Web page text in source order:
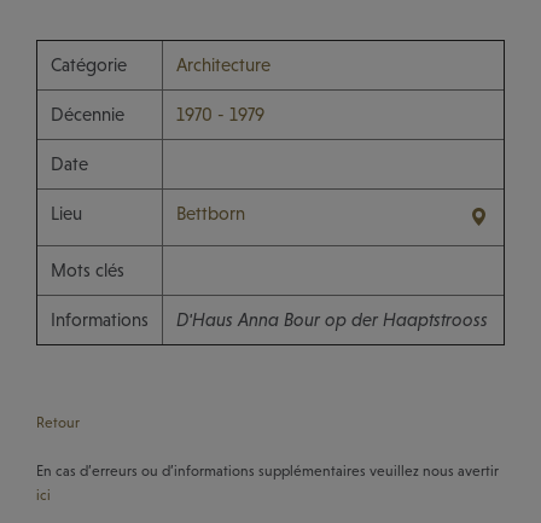
Catégorie Architecture
Décennie 1970 - 1979
Date
Lieu Bettborn
Mots clés
Informations D'Haus Anna Bour op der Haaptstrooss
Retour
En cas d’erreurs ou d’informations supplémentaires veuillez nous avertir
ici